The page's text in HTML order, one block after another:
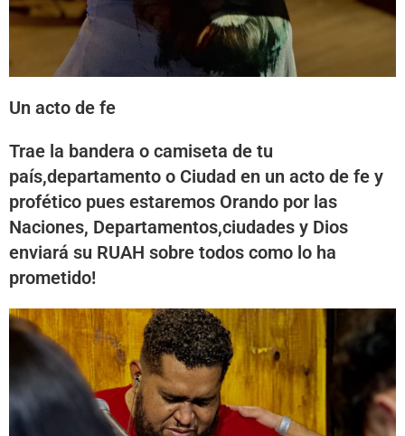
Un acto de fe
Trae la bandera o camiseta de tu
país,departamento o Ciudad en un acto de fe y
profético pues estaremos Orando por las
Naciones, Departamentos,ciudades y Dios
enviará su RUAH sobre todos como lo ha
prometido!